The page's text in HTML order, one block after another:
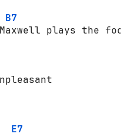
B7
plays the
E7